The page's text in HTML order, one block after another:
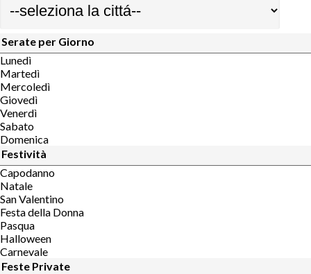
Serate per Giorno
Lunedì
Martedì
Mercoledì
Giovedì
Venerdì
Sabato
Domenica
Festività
Capodanno
Natale
San Valentino
Festa della Donna
Pasqua
Halloween
Carnevale
Feste Private